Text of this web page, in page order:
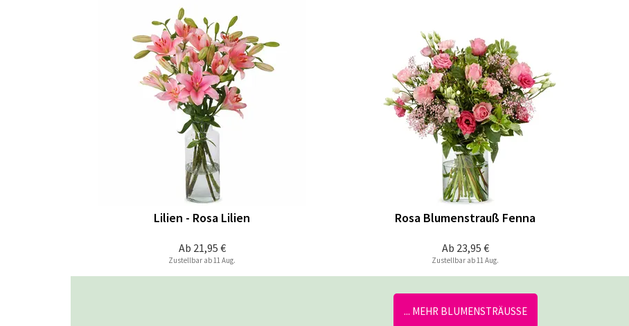
Ab 21,95 €
Lilien - Rosa Lilien
Zustellbar ab 11 Aug.
Ab 23,95 €
Rosa Blumenstrauß Fenna
Zustellbar ab 11 Aug.
... MEHR BLUMENSTRÄUSSE